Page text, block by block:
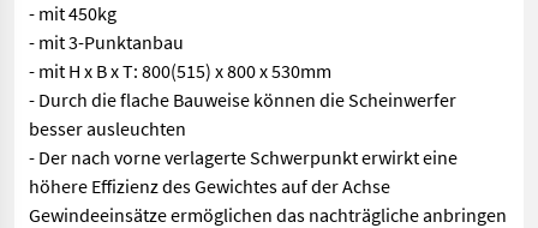
- mit 450kg
- mit 3-Punktanbau
- mit H x B x T: 800(515) x 800 x 530mm
- Durch die flache Bauweise können die Scheinwerfer
besser ausleuchten
- Der nach vorne verlagerte Schwerpunkt erwirkt eine
höhere Effizienz des Gewichtes auf der Achse
Gewindeeinsätze ermöglichen das nachträgliche anbringen